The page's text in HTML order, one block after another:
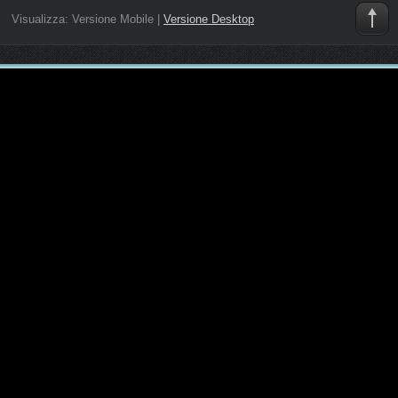
Visualizza: Versione Mobile| Versione Desktop